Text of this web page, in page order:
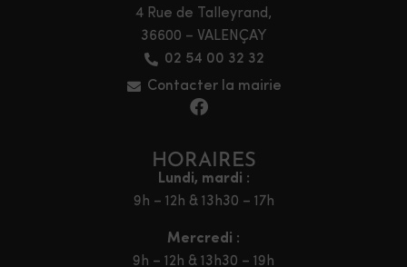
4 Rue de Talleyrand,
36600 – VALENÇAY
02 54 00 32 32
Contacter la mairie
HORAIRES
Lundi, mardi :
9h – 12h & 13h30 – 17h
Mercredi :
9h – 12h & 13h30 – 19h